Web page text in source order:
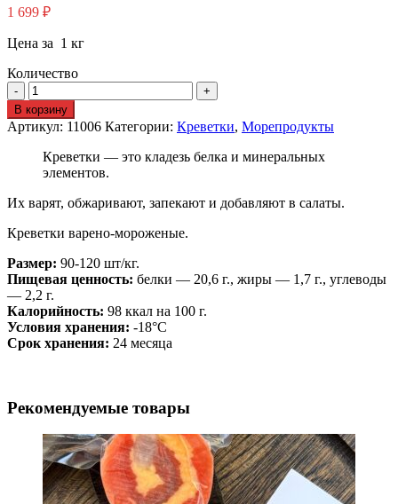
1 699 ₽
Цена за 1 кг
Количество
В корзину
Артикул: 11006 Категории: Креветки, Морепродукты
Креветки — это кладезь белка и минеральных
элементов.
Их варят, обжаривают, запекают и добавляют в салаты.
Креветки варено-мороженые.
Размер: 90-120 шт/кг.
Пищевая ценность: белки — 20,6 г., жиры — 1,7 г., углеводы
— 2,2 г.
Калорийность: 98 ккал на 100 г.
Условия хранения: -18°C
Срок хранения: 24 месяца
Рекомендуемые товары